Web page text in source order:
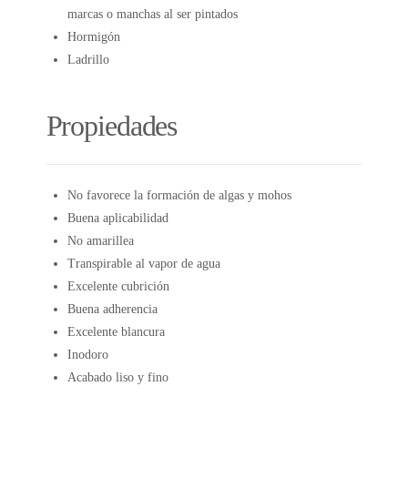
marcas o manchas al ser pintados
Hormigón
Ladrillo
Propiedades
No favorece la formación de algas y mohos
Buena aplicabilidad
No amarillea
Transpirable al vapor de agua
Excelente cubrición
Buena adherencia
Excelente blancura
Inodoro
Acabado liso y fino